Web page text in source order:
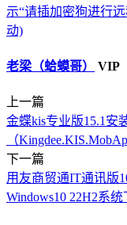
示“请插加密狗进行
动)
老梁（蛤蟆哥） VIP
上一篇
金蝶kis专业版15.1安
（
下一篇
用友商贸通IT通讯版
Windows10 22H2系统